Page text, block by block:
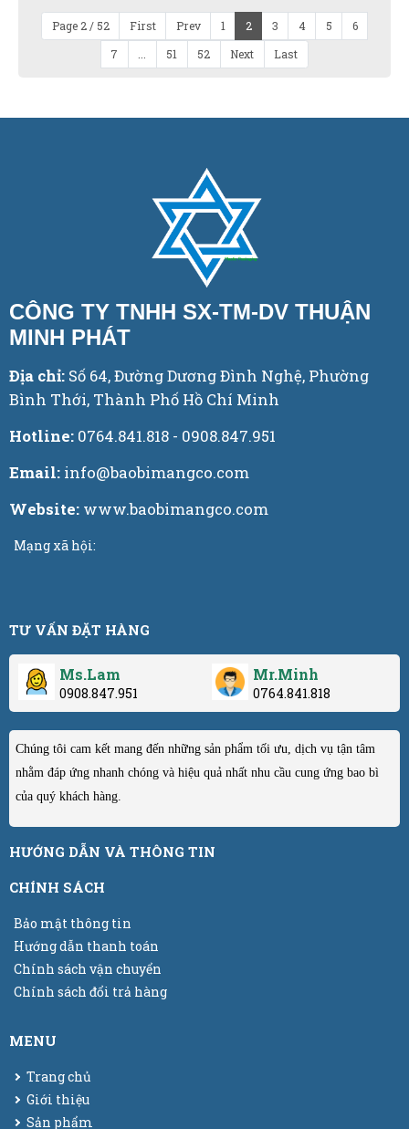
Page 2 / 52 First Prev 1 2 3 4 5
6
7
51 52 Next Last
CÔNG TY TNHH SX-TM-DV THUẬN
MINH PHÁT
Địa chỉ: Số 64, Đường Dương Đình Nghệ, Phường
Bình Thới, Thành Phố Hồ Chí Minh
Hotline: 0764.841.818 - 0908.847.951
Email: info@baobimangco.com
Website: www.baobimangco.com
Mạng xã hội:
TƯ VẤN ĐẶT HÀNG
Ms.Lam
0908.847.951
Mr.Minh
0764.841.818
Chúng tôi cam kết mang đến những sản phẩm tối ưu, dịch vụ tận tâm
nhằm đáp ứng nhanh chóng và hiệu quả nhất nhu cầu cung ứng bao bì
của quý khách hàng.
HƯỚNG DẪN VÀ THÔNG TIN
CHÍNH SÁCH
Bảo mật thông tin
Hướng dẫn thanh toán
Chính sách vận chuyển
Chính sách đổi trả hàng
MENU
Trang chủ
Giới thiệu
Sản phẩm